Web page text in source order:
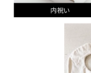
内祝い